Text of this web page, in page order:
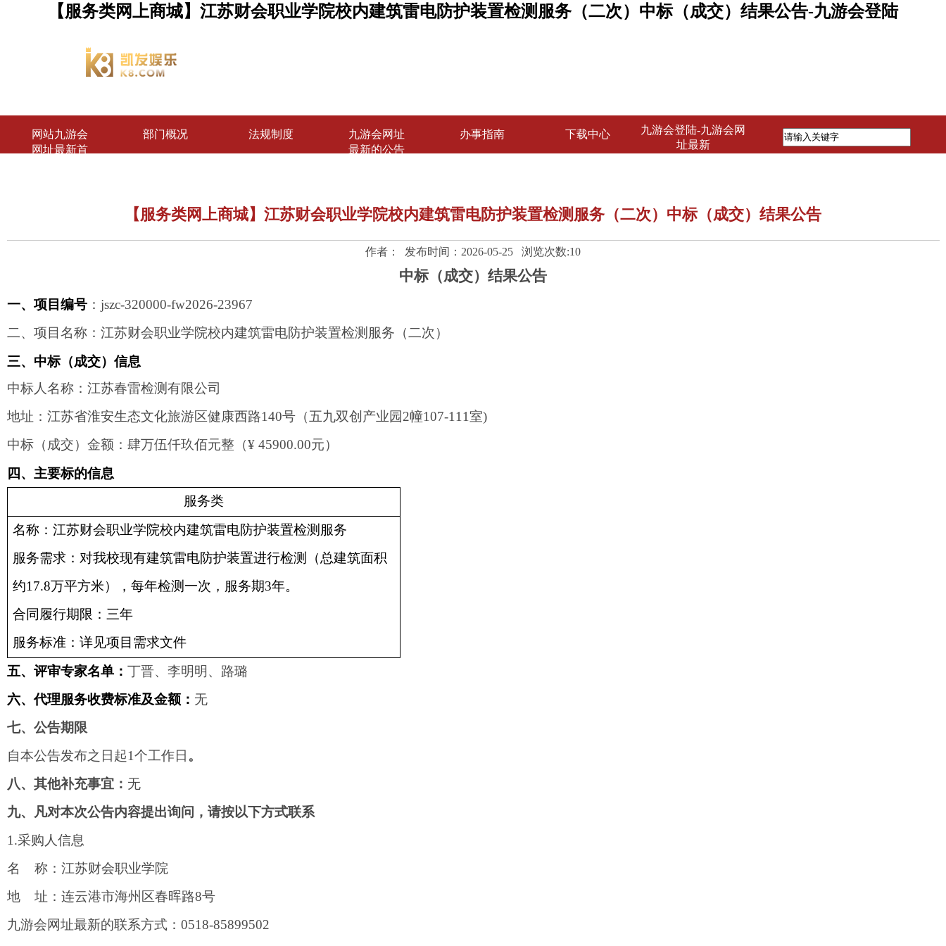
【服务类网上商城】江苏财会职业学院校内建筑雷电防护装置检测服务（二次）中标（成交）结果公告-九游会登陆
网站九游会
网址最新首
部门概况 法规制度
九游会网址
最新的公告
办事指南 下载中心
九游会登陆-九游会网
址最新
【服务类网上商城】江苏财会职业学院校内建筑雷电防护装置检测服务（二次）中标（成交）结果公告
作者： 发布时间：2026-05-25 浏览次数:10
中标（成交）结果公告
一、项目编号： jszc-320000-fw2026-23967
二、项目名称： 江苏财会职业学院校内建筑雷电防护装置检测服务（二次）
三、中标（成交）信息
中标人名称：江苏春雷检测有限公司
地址：江苏省淮安生态文化旅游区健康西路140号（五九双创产业园2幢107-111 室)
中标（成交）金额：肆万伍仟玖佰元整（¥ 45900.00元）
四、主要标的信息
服务类
名称：江苏财会职业学院校内建筑雷电防护装置检测服务
服务需求：对我校现有建筑雷电防护装置进行检测（总建筑面积
约17.8万平方米），每年检测一次，服务期3年。
合同履行期限：三年
服务标准：详见项目需求文件
五、评审专家名单： 丁晋、李明明、路璐
六、代理服务收费标准及金额： 无
七、公告期限
自本公告发布之日起1个工作日 。
八、其他补充事宜： 无
九、凡对本次公告内容提出询问，请按以下方式联系
1.采购人信息
名
称：江苏财会职业学院
地
址：连云港市海州区春晖路8号
九游会网址最新的联系方式： 0518-85899502